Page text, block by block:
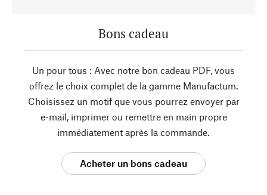
Bons cadeau
Un pour tous : Avec notre bon cadeau PDF, vous
offrez le choix complet de la gamme Manufactum.
Choisissez un motif que vous pourrez envoyer par
e-mail, imprimer ou remettre en main propre
immédiatement après la commande.
Acheter un bons cadeau